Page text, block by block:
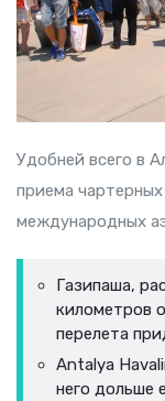
Удобней всего в
приема
международных
Газипаша,
километров
перелета
Antalya
него дольше